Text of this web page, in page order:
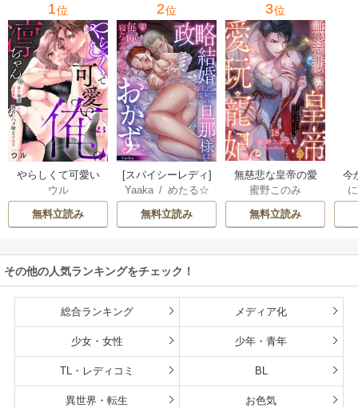
1位
やらしくて可愛い
俺の凛ちゃん。～
隣人後輩くんのイ
キすぎた執着にハ
ウル
無料立読み
2位
[スパイシーレディ]
政略結婚した塩対
応の旦那様は毎晩
寝たふりをした私
Yaaka/ めたる☆
ハニィ
無料立読み
3位
無慈悲な皇帝の愛
玩寵妃―おわらぬ
快楽、閨に響くは
乱れ声―
蜜野このみ
無料立読み
今
その他の人気ランキングをチェック！
総合ランキング メディア化
少女・女性 少年・青年
TL・レディコミ BL
異世界・転生 お色気